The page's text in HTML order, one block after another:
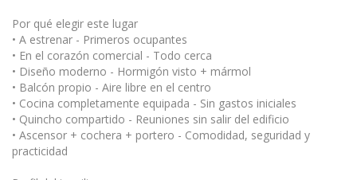
Por qué elegir este lugar
• A estrenar - Primeros ocupantes
• En el corazón comercial - Todo cerca
• Diseño moderno - Hormigón visto + mármol
• Balcón propio - Aire libre en el centro
• Cocina completamente equipada - Sin gastos iniciales
• Quincho compartido - Reuniones sin salir del edificio
• Ascensor + cochera + portero - Comodidad, seguridad y
practicidad